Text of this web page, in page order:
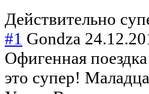
Действительно
#1 Gondza
Офигенная
это супер!